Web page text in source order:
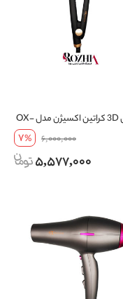
اتو موی 3D کراتین اکسیژن مدل OX-
6,000,000
7%
5,577,000